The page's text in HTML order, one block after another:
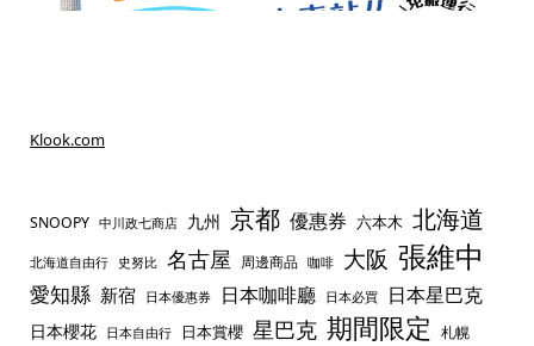
Klook.com
SNOOPY 中川政七商店 九州 京都 優惠券 六本木 北海道
北海道自由行 史努比 名古屋 周邊商品 咖啡 大阪 張維中
愛知縣 新宿 日本優惠券 日本咖啡廳 日本必買 日本星巴克
日本櫻花 日本自由行 日本賞櫻 星巴克 期間限定 札幌